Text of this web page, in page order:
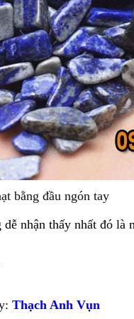
bằng đầu ngón tay
nhận thấy nhất đó là
Thạch Anh Vụn